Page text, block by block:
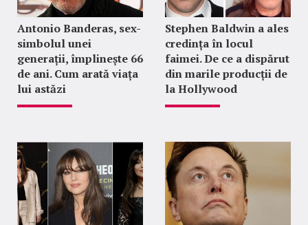
Antonio Banderas, sex-
simbolul unei
generații, împlinește 66
de ani. Cum arată viața
lui astăzi
Stephen Baldwin a ales
credința în locul
faimei. De ce a dispărut
din marile producții de
la Hollywood